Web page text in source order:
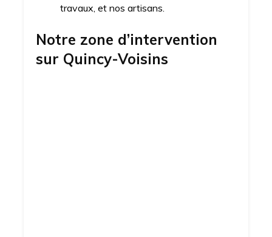
travaux, et nos artisans.
Notre zone d’intervention
sur Quincy-Voisins